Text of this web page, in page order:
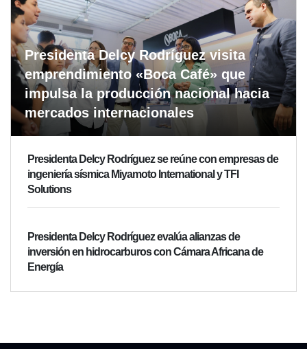
Presidenta Delcy Rodríguez visita
emprendimiento «Boca Café» que
impulsa la producción nacional hacia
mercados internacionales
Presidenta Delcy Rodríguez se reúne con empresas de
ingeniería sísmica Miyamoto International y TFI
Solutions
Presidenta Delcy Rodríguez evalúa alianzas de
inversión en hidrocarburos con Cámara Africana de
Energía